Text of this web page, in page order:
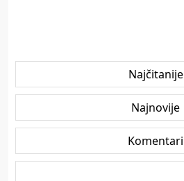
Najčitanije
Najnovije
Komentari